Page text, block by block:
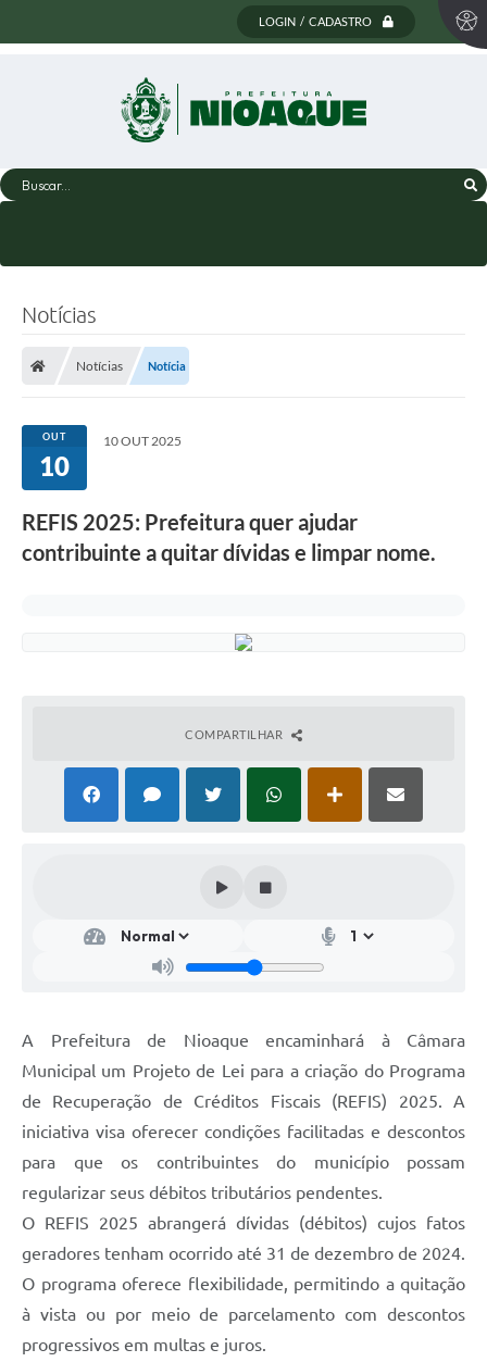
LOGIN / CADASTRO
Buscar...
Notícias
Notícias Notícia
OUT
10
10 OUT 2025
REFIS 2025: Prefeitura quer ajudar
contribuinte a quitar dívidas e limpar nome.
COMPARTILHAR
A Prefeitura de Nioaque encaminhará à Câmara
Municipal um Projeto de Lei para a criação do Programa
de Recuperação de Créditos Fiscais (REFIS) 2025. A
iniciativa visa oferecer condições facilitadas e descontos
para que os contribuintes do município possam
regularizar seus débitos tributários pendentes.
​O REFIS 2025 abrangerá dívidas (débitos) cujos fatos
geradores tenham ocorrido até 31 de dezembro de 2024.
O programa oferece flexibilidade, permitindo a quitação
à vista ou por meio de parcelamento com descontos
progressivos em multas e juros.